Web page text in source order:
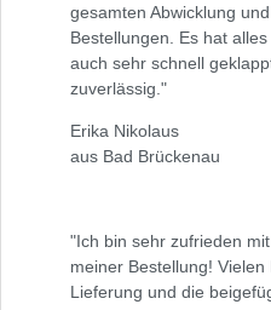
gesamten Abwicklung
Bestellungen. Es hat
auch sehr schnell
zuverlässig."
Erika Nikolaus
aus Bad Brückenau
"Ich bin sehr zufrieden
meiner Bestellung!
Lieferung und die